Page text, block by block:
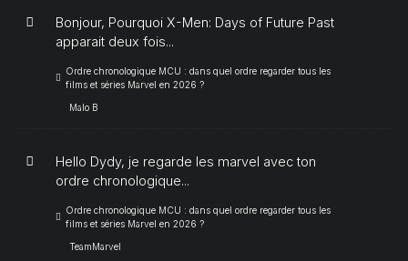
Bonjour, Pourquoi X-Men: Days of Future Past
apparait deux fois...
Ordre chronologique MCU : dans quel ordre regarder tous les
films et séries Marvel en 2026 ?
Malo B
Hello Dydy, je regarde les marvel avec ton
ordre chronologique...
Ordre chronologique MCU : dans quel ordre regarder tous les
films et séries Marvel en 2026 ?
TeamMarvel